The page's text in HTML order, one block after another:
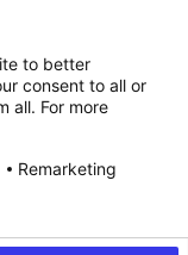
to better
consent to all or
all. For more
Remarketing